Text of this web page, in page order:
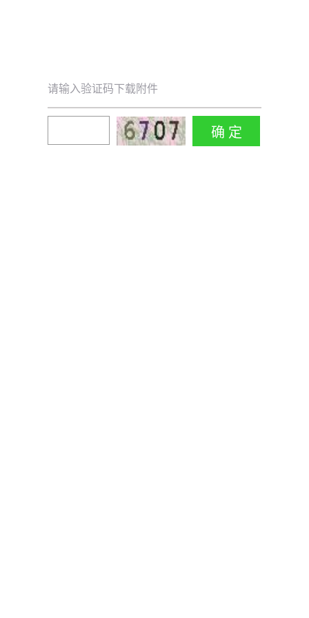
请输入验证码下载附件